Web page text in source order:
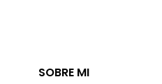
SOBRE MI